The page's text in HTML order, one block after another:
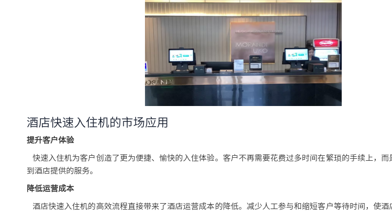
酒店快速入住机的市场应用
提升客户体验
快速入住机为客户创造了更为便捷、愉快的入住体验。客户不再需要花费过多时间在繁琐的手续上，而
到酒店提供的服务。
降低运营成本
酒店快速入住机的高效流程直接带来了酒店运营成本的降低。减少人工参与和缩短客户等待时间，使酒